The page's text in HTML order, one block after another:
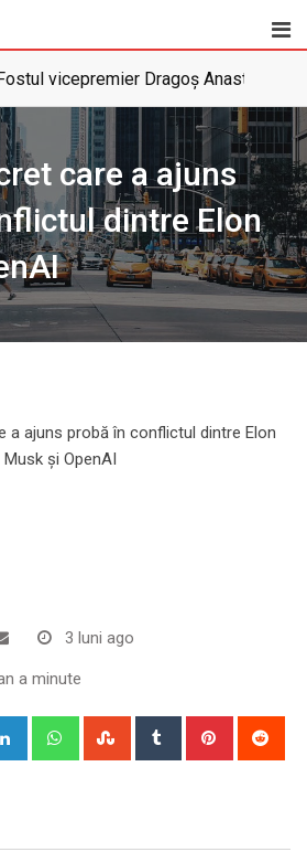
vicepremier Dragoș Anastasiu
care a ajuns
dintre Elon
3 luni ago
a minute
LinkedIn WhatsappStumbleUpon
Tumblr Pinterest